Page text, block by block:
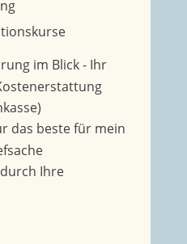
im Blick - Ihr
das beste für mein
Ihre